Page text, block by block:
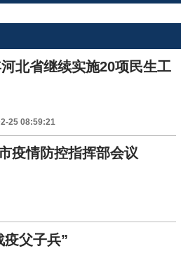
北省继续实施20项民生工
25 08:59:21
疫情防控指挥部会议
疫父子兵”